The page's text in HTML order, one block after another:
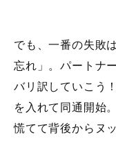
でも、一番の失敗
忘れ」。パートナ
バリ訳していこう
を入れて同通開始
慌てて背後からヌ